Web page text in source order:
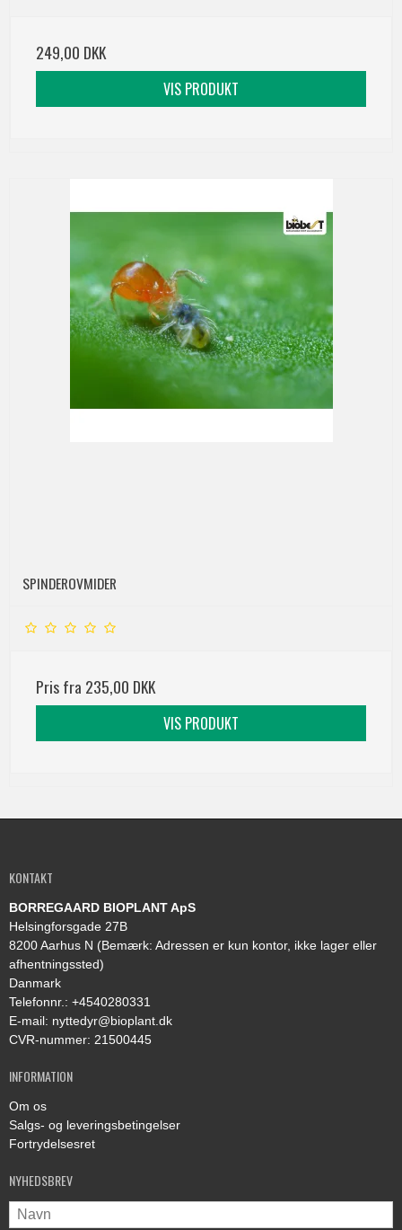
249,00 DKK
VIS PRODUKT
SPINDEROVMIDER
Pris fra 235,00 DKK
VIS PRODUKT
KONTAKT
BORREGAARD BIOPLANT ApS
Helsingforsgade 27B
8200 Aarhus N (Bemærk: Adressen er kun kontor, ikke lager eller
afhentningssted)
Danmark
Telefonnr. : +4540280331
E-mail: nyttedyr@bioplant.dk
CVR-nummer: 21500445
INFORMATION
Om os
Salgs- og leveringsbetingelser
Fortrydelsesret
NYHEDSBREV